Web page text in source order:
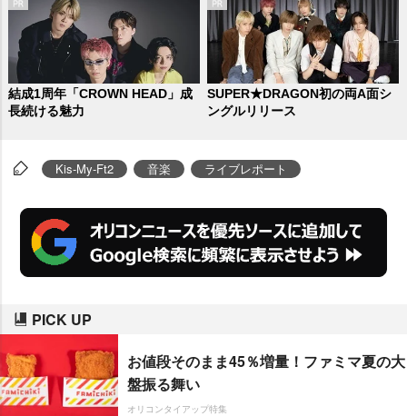
「セグウェイ」「スーパークレー
ン」を導入した“初”満載のステー
ジを披露した。
結成1周年「CROWN HEAD」成
長続ける魅力
SUPER★DRAGON初の両A面シ
ングルリリース
Kis-My-Ft2 音楽 ライブレポート
PICK UP
お値段そのまま45％増量！ファミマ夏の大
盤振る舞い
オリコンタイアップ特集